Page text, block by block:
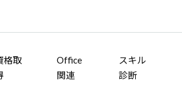
格取
Office
関連
スキル
診断